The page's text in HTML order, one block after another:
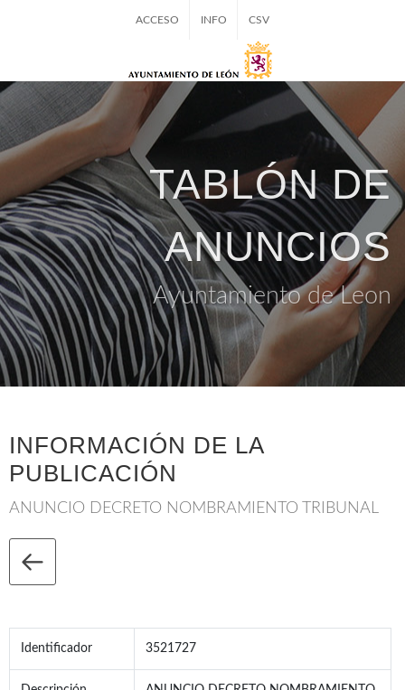
ACCESO INFO CSV
TABLÓN DE
ANUNCIOS
Ayuntamiento de Leon
INFORMACIÓN DE LA
PUBLICACIÓN
ANUNCIO DECRETO NOMBRAMIENTO TRIBUNAL
Identificador 3521727